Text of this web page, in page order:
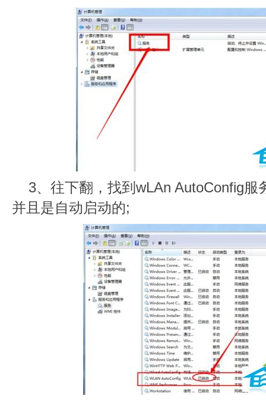
3、往下翻，找到wLAn AutoConfig服
并且是自动启动的;